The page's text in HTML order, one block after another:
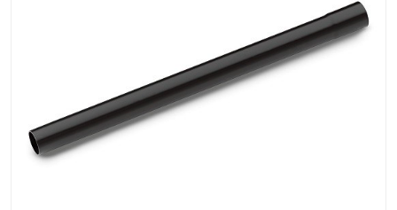
Kimyasallar Deterjanlar
Tüm Kategorileri Gör